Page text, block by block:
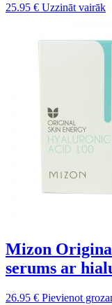
25.95 € Uzzināt vairāk
Mizon
serums ar
26.95 € Pievienot